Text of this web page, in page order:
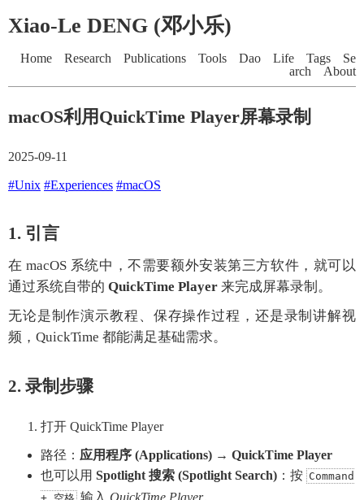
Xiao-Le DENG (邓小乐)
Home Research Publications Tools Dao Life Tags
Se
arch
About
macOS利用QuickTime Player屏幕录制
2025-09-11
#Unix #Experiences #macOS
1. 引言
在 macOS 系统中，不需要额外安装第三方软件，就可以
通过系统自带的 QuickTime Player 来完成屏幕录制。
无论是制作演示教程、保存操作过程，还是录制讲解视
频，QuickTime 都能满足基础需求。
2. 录制步骤
打开 QuickTime Player
路径： 应用程序 (Applications) → QuickTime Player
也可以用 Spotlight 搜索 (Spotlight Search) ：按 Command